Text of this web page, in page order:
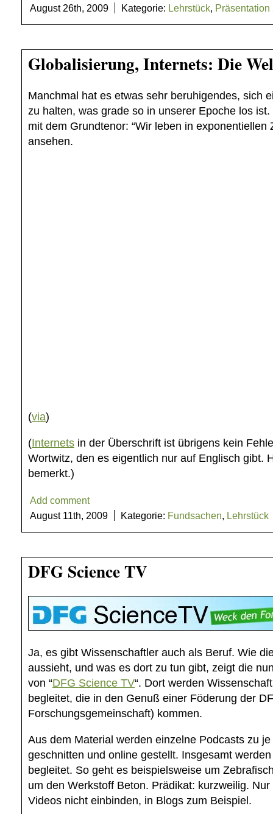
August 26th, 2009 Kategorie: Lehrstück, Präsentation
Globalisierung, Internets: Die
Manchmal hat es etwas sehr beruhigendes, sich
zu halten, was grade so in unserer Epoche los
mit dem Grundtenor: “Wir leben in exponentiellen
ansehen.
(via)
(Internets in der Überschrift ist übrigens kein
Wortwitz, den es eigentlich nur auf Englisch gibt.
bemerkt.)
Add comment
August 11th, 2009
Kategorie: Fundsachen, Lehrstück
DFG Science TV
Ja, es gibt Wissenschaftler auch als Beruf. Wie
aussieht, und was es dort zu tun gibt, zeigt die
von “DFG Science TV“. Dort werden
begleitet, die in den Genuß einer Föderung der
Forschungsgemeinschaft) kommen.
Aus dem Material werden einzelne Podcasts zu
geschnitten und online gestellt. Insgesamt
begleitet. So geht es beispielsweise um
um den Werkstoff Beton. Prädikat: kurzweilig.
Videos nicht einbinden, in Blogs zum Beispiel.